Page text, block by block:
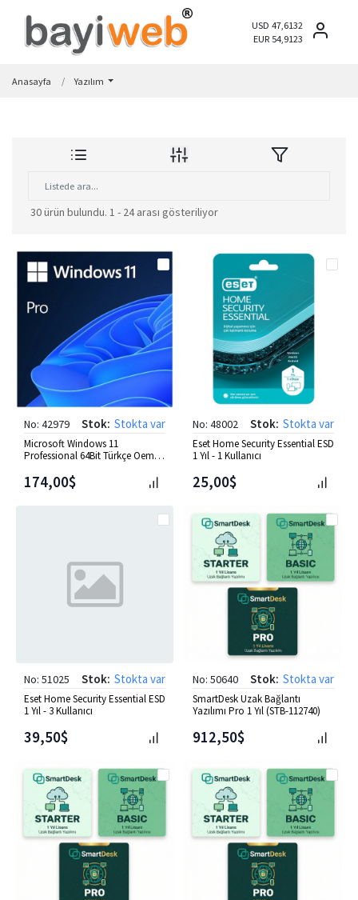
USD 47,6132
EUR 54,9123
Anasayfa Yazılım
30 ürün bulundu. 1 - 24 arası gösteriliyor
No: 42979 Stok: Stokta var
Microsoft Windows 11
Professional 64Bit Türkçe Oem
174,00$
No: 48002 Stok: Stokta var
Eset Home Security Essential ESD
1 Yıl - 1 Kullanıcı
25,00$
No: 51025 Stok: Stokta var
Eset Home Security Essential ESD
1 Yıl - 3 Kullanıcı
39,50$
No: 50640 Stok: Stokta var
SmartDesk Uzak Bağlantı
Yazılımı Pro 1 Yıl (STB-112740)
912,50$